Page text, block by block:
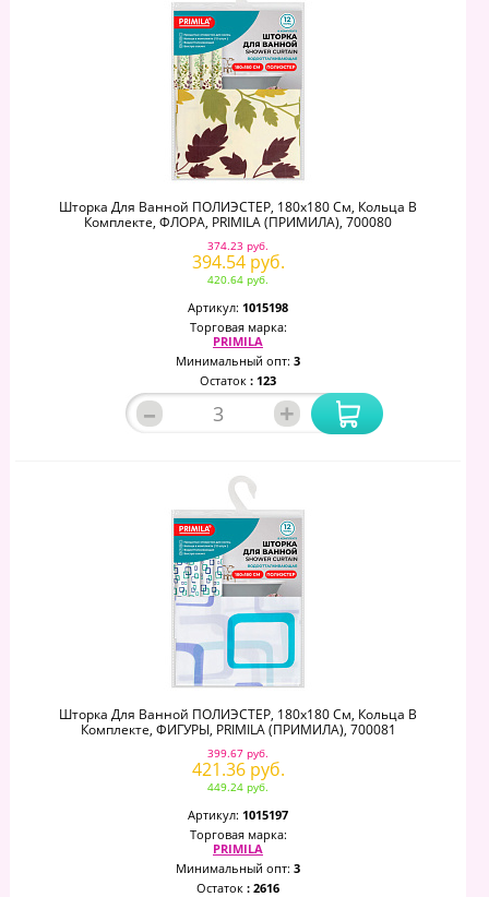
Шторка Для Ванной ПОЛИЭСТЕР, 180х180 См, Кольца В
Комплекте, ФЛОРА, PRIMILA (ПРИМИЛА), 700080
374.23 руб.
394.54 руб.
420.64 руб.
Артикул: 1015198
Торговая марка:
PRIMILA
Минимальный опт: 3
Остаток : 123
– +
Шторка Для Ванной ПОЛИЭСТЕР, 180х180 См, Кольца В
Комплекте, ФИГУРЫ, PRIMILA (ПРИМИЛА), 700081
399.67 руб.
421.36 руб.
449.24 руб.
Артикул: 1015197
Торговая марка:
PRIMILA
Минимальный опт: 3
Остаток : 2616